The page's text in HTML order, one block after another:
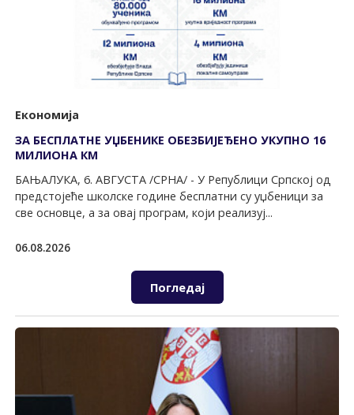
Економија
ЗА БЕСПЛАТНЕ УЏБЕНИКЕ ОБЕЗБИЈЕЂЕНО УКУПНО 16
МИЛИОНА КМ
БАЊАЛУКА, 6. АВГУСТА /СРНА/ - У Републици Српској од
предстојеће школске године бесплатни су уџбеници за
све основце, а за овај програм, који реализуј...
06.08.2026
Погледај